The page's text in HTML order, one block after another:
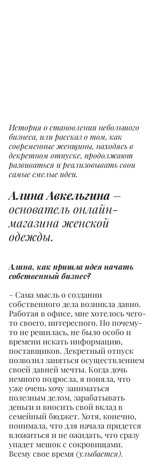
История о становлении небольшого
бизнеса, или рассказ о том, как
современные женщины, находясь в
декретном отпуске, продолжают
развиваться и реализовывать свои
самые смелые идеи.
Алина Авкельгина –
основатель онлайн-
магазина женской
одежды.
Алина, как пришла идея начать
собственный бизнес?
– Сама мысль о создании
собственного дела возникла давно.
Работая в офисе, мне хотелось чего-
то своего, интересного. Но почему-
то не решилась, не было особо и
времени искать информацию,
поставщиков. Декретный отпуск
позволил заняться осуществлением
своей давней мечты. Когда дочь
немного подросла, я поняла, что
уже очень хочу заниматься
полезным делом, зарабатывать
деньги и вносить свой вклад в
семейный бюджет. Хотя, конечно,
понимала, что для начала придется
вложиться и не ожидать, что сразу
упадет мешок с сокровищами.
Всему свое время (улыбается).